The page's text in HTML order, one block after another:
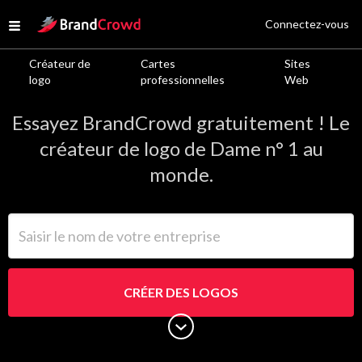
Open menu
Site Logo
Créateur de
logo
Cartes
professionnelles
Sites
Web
Connectez-vous
Logos de Dame
Essayez BrandCrowd gratuitement ! Le
créateur de logo de Dame n° 1 au
monde.
CRÉER DES LOGOS